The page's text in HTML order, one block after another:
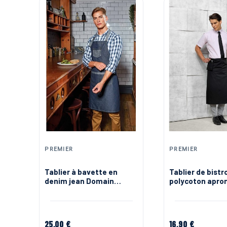
PREMIER
Tablier à bavette en
denim jean Domain
25,00 €
PREMIER
Tablier de
polycoton
16,90 €